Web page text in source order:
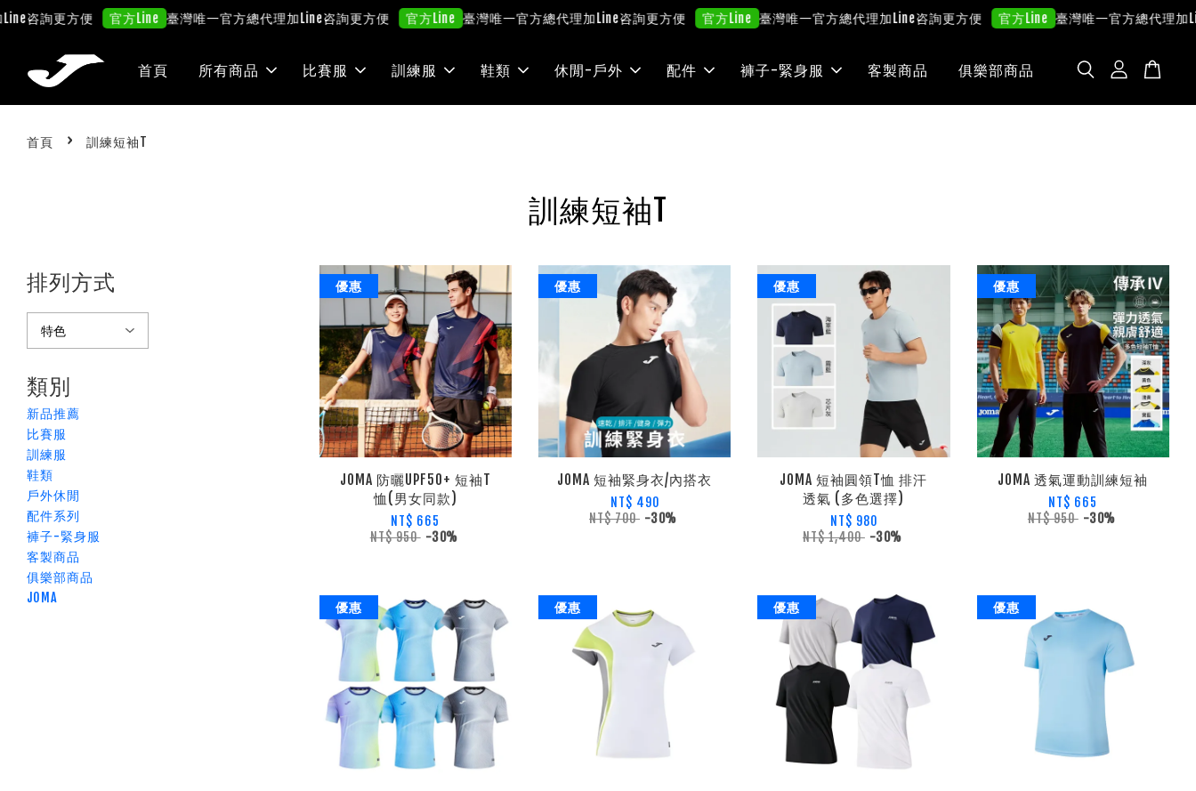
咨詢更方便 官方Line 臺灣唯一官方總代理加Line咨詢更方便 官方Line 臺灣唯一官方總代理加Line咨詢更方便 官方Line 臺灣唯一官方總代理加Line咨詢更方便 官方Line 臺灣唯一官方總代理加
首頁 所有商品 比賽服 訓練服 鞋類 休閒-戶外 配件 褲子-緊身服 客製商品 俱樂部商品
首頁 › 訓練短袖T
訓練短袖T
排列方式
類別
新品推薦
比賽服
訓練服
鞋類
戶外休閒
配件系列
褲子-緊身服
客製商品
俱樂部商品
JOMA
優惠
JOMA 防曬UPF50+ 短袖T
恤(男女同款)
NT$ 665
NT$ 950 -30%
優惠
JOMA 短袖緊身衣/內搭衣
NT$ 490
NT$ 700 -30%
優惠
JOMA 短袖圓領T恤 排汗
透氣 (多色選擇)
NT$ 980
NT$ 1,400 -30%
優惠
JOMA 透氣運動訓練短袖
NT$ 665
NT$ 950 -30%
優惠 優惠 優惠 優惠